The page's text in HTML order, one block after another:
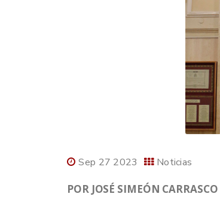
Sep 27 2023 Noticias
POR JOSÉ SIMEÓN